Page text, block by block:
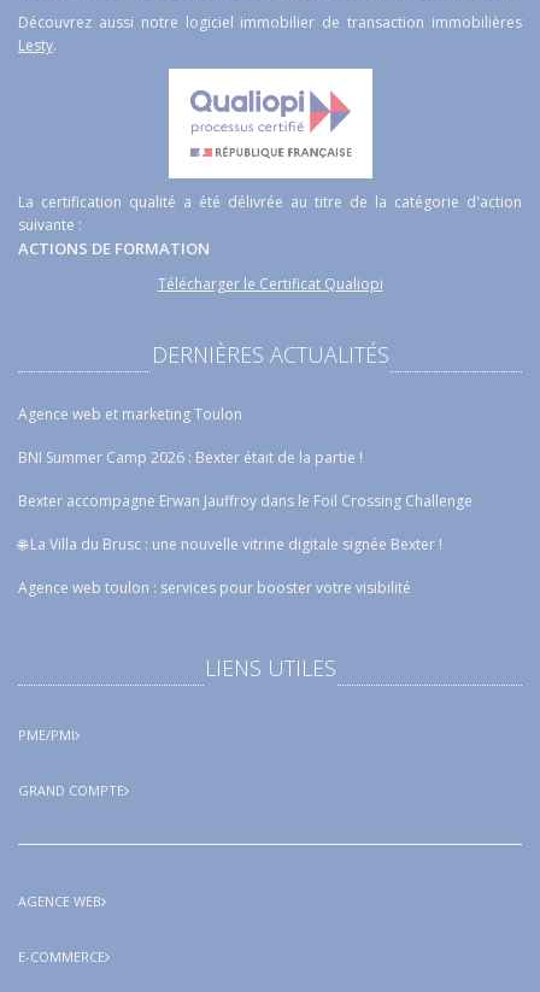
Découvrez aussi notre logiciel immobilier de transaction immobilières
Lesty.
La certification qualité a été délivrée au titre de la catégorie d'action
suivante :
ACTIONS DE FORMATION
Télécharger le Certificat Qualiopi
DERNIÈRES ACTUALITÉS
Agence web et marketing Toulon
BNI Summer Camp 2026 : Bexter était de la partie !
Bexter accompagne Erwan Jauffroy dans le Foil Crossing Challenge
🌐 La Villa du Brusc : une nouvelle vitrine digitale signée Bexter !
Agence web toulon : services pour booster votre visibilité
LIENS UTILES
PME/PMI
GRAND COMPTE
AGENCE WEB
E-COMMERCE